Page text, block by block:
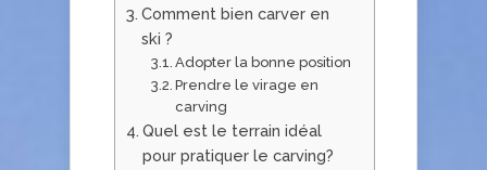
Comment bien carver en
ski ?
Adopter la bonne position
Prendre le virage en
carving
Quel est le terrain idéal
pour pratiquer le carving?